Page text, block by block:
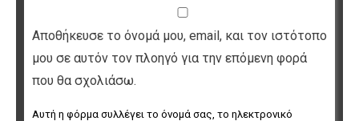
Αποθήκευσε το όνομά μου, email, και τον ιστότοπο
μου σε αυτόν τον πλοηγό για την επόμενη φορά
που θα σχολιάσω.
Αυτή η φόρμα συλλέγει το όνομά σας, το ηλεκτρονικό